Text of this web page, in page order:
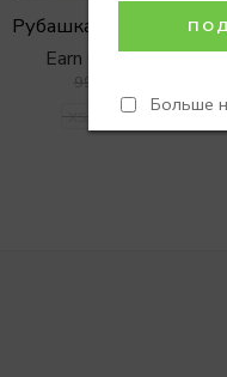
Больше
Earn 0 Reward
9900
S/M M/L